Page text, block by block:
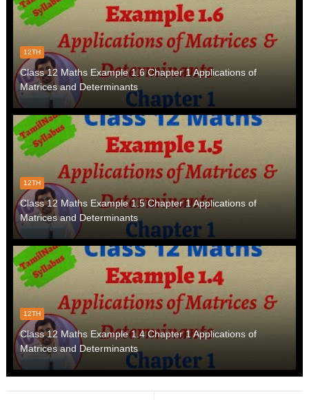
12TH
Class 12 Maths Example 1.6 Chapter 1 Applications of
Matrices and Determinants
12TH
Class 12 Maths Example 1.5 Chapter 1 Applications of
Matrices and Determinants
12TH
Class 12 Maths Example 1.4 Chapter 1 Applications of
Matrices and Determinants